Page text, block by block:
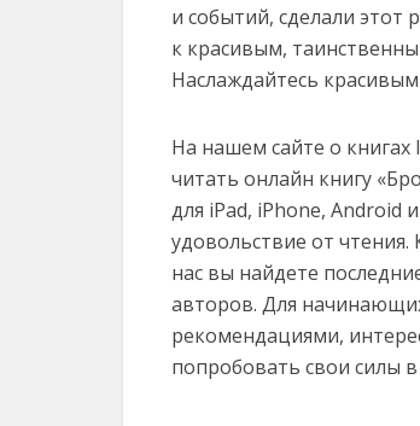
и событий, сделали
к красивым,
Наслаждайтесь
На нашем сайте о книгах
читать онлайн книгу
для iPad, iPhone, Android
удовольствие от
нас вы найдете
авторов. Для
рекомендациями,
попробовать свои силы